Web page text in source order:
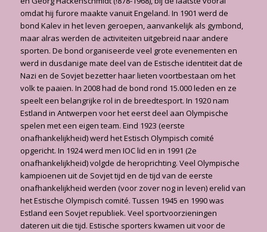
omdat hij furore maakte vanuit Engeland. In 1901 werd de
bond Kalev in het leven geroepen, aanvankelijk als gymbond,
maar alras werden de activiteiten uitgebreid naar andere
sporten. De bond organiseerde veel grote evenementen en
werd in dusdanige mate deel van de Estische identiteit dat de
Nazi en de Sovjet bezetter haar lieten voortbestaan om het
volk te paaien. In 2008 had de bond rond 15.000 leden en ze
speelt een belangrijke rol in de breedtesport. In 1920 nam
Estland in Antwerpen voor het eerst deel aan Olympische
spelen met een eigen team. Eind 1923 (eerste
onafhankelijkheid) werd het Estisch Olympisch comité
opgericht. In 1924 werd men IOC lid en in 1991 (2e
onafhankelijkheid) volgde de heroprichting. Veel Olympische
kampioenen uit de Sovjet tijd en de tijd van de eerste
onafhankelijkheid werden (voor zover nog in leven) erelid van
het Estische Olympisch comité. Tussen 1945 en 1990 was
Estland een Sovjet republiek. Veel sportvoorzieningen
dateren uit die tijd. Estische sporters kwamen uit voor de